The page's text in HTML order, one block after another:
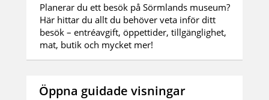
Planerar du ett besök på Sörmlands museum?
Här hittar du allt du behöver veta inför ditt
besök – entréavgift, öppettider, tillgänglighet,
mat, butik och mycket mer!
Öppna guidade visningar